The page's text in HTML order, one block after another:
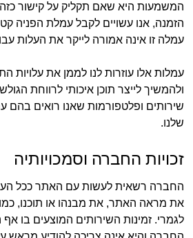
המשמעות היא שאם תקליק על קישור
הזמנה, אנו עשויים לקבל עמלת הפניה
עמלה זו אינה אמורה לייקר את העלות
עמלות אלו עוזרות לנו לממן את עלויות
ולהמשיך לייצר תוכן איכותי לרווחת
שירותים ופלטפורמות שאנו רואים בהם
שלנו.
זכויות החברה וסמכויותיה
החברה רשאית לעשות עם האתר ככל
את מראה האתר, את מבנהו או תוכנו,
לגמרי. זמינות השירותים המוצעים בו